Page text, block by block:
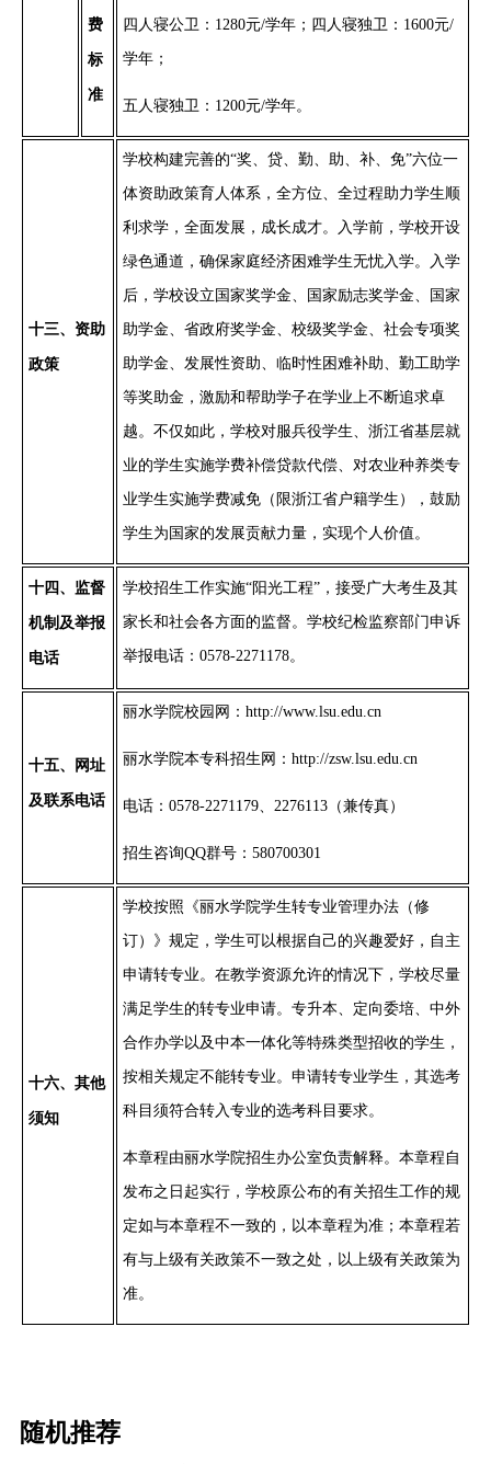
费
标
准
四人寝公卫： 1280元/学年；四人寝独卫：1600元/
学年；
五人寝独卫： 1200元/学年。
十三、资助
政策
学校构建完善的“奖、贷、勤、助、补、免”六位一
体资助政策育人体系，全方位、全过程助力学生顺
利求学，全面发展，成长成才。入学前，学校开设
绿色通道，确保家庭经济困难学生无忧入学。入学
后，学校设立国家奖学金、国家励志奖学金、国家
助学金、省政府奖学金、校级奖学金、社会专项奖
助学金、发展性资助、临时性困难补助、勤工助学
等奖助金，激励和帮助学子在学业上不断追求卓
越。不仅如此，学校对服兵役学生、浙江省基层就
业的学生实施学费补偿贷款代偿、对农业种养类专
业学生实施学费减免（限浙江省户籍学生），鼓励
学生为国家的发展贡献力量，实现个人价值。
十四 、监督
机制及举报
电话
学校招生工作实施“阳光工程”，接受广大考生及其
家长和社会各方面的监督。学校纪检监察部门申诉
举报电话： 0578-2271178。
十五、网址
及联系电话
丽水学院校园网： http://www.lsu.edu.cn
丽水学院本专科招生网： http://zsw.lsu.edu.cn
电话： 0578-2271179、2276113（兼传真）
招生咨询QQ群号：580700301
十六、其他
须知
学校按照《丽水学院学生转专业管理办法（修
订） 》规定，学生可以根据自己的兴趣爱好，自主
申请转专业。在教学资源允许的情况下，学校尽量
满足学生的转专业申请。专升本、定向委培、中外
合作办学以及中本一体化等特殊类型招收的学生，
按相关规定不能转专业。申请转专业学生，其选考
科目须符合转入专业的选考科目要求。
本章程由丽水学院招生办公室负责解释。本章程自
发布之日起实行，学校原公布的有关招生工作的规
定如与本章程不一致的，以本章程为准；本章程若
有与上级有关政策不一致之处，以上级有关政策为
准。
随机推荐